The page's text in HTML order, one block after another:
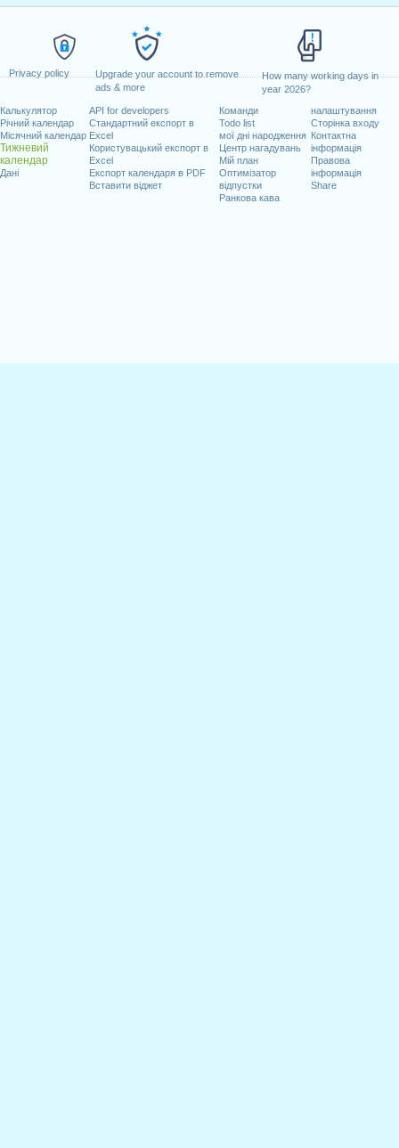
Privacy policy
Upgrade your account to remove
ads & more
How many working days in
year 2026?
Калькулятор
Річний календар
Місячний календар
Тижневий
календар
Дані
API for developers
Стандартний експорт в
Excel
Користувацький експорт в
Excel
Експорт календаря в PDF
Вставити віджет
Команди
Todo list
мої дні народження
Центр нагадувань
Мій план
Оптимізатор
відпустки
Ранкова кава
налаштування
Сторінка входу
Контактна
інформація
Правова
інформація
Share